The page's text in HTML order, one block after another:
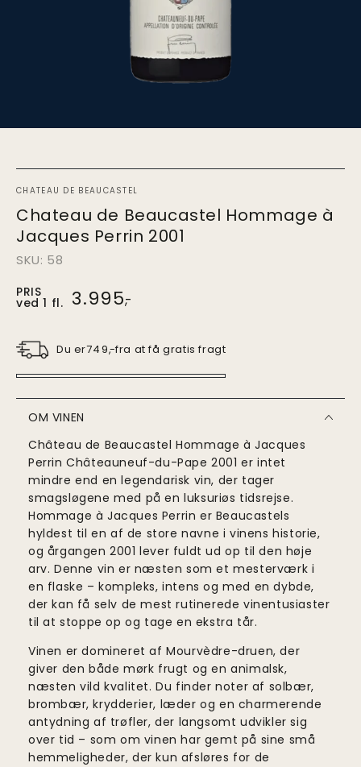
CHATEAU DE BEAUCASTEL
Chateau de Beaucastel Hommage à
Jacques Perrin 2001
SKU: 58
PRIS
ved 1 fl.
Pris
stk.
3.995,-
Du er749,-fra at få gratis fragt
OM VINEN
Château de Beaucastel Hommage à Jacques
Perrin Châteauneuf-du-Pape 2001 er intet
mindre end en legendarisk vin, der tager
smagsløgene med på en luksuriøs tidsrejse.
Hommage à Jacques Perrin er Beaucastels
hyldest til en af de store navne i vinens historie,
og årgangen 2001 lever fuldt ud op til den høje
arv. Denne vin er næsten som et mesterværk i
en flaske – kompleks, intens og med en dybde,
der kan få selv de mest rutinerede vinentusiaster
til at stoppe op og tage en ekstra tår.
Vinen er domineret af Mourvèdre-druen, der
giver den både mørk frugt og en animalsk,
næsten vild kvalitet. Du finder noter af solbær,
brombær, krydderier, læder og en charmerende
antydning af trøfler, der langsomt udvikler sig
over tid – som om vinen har gemt på sine små
hemmeligheder, der kun afsløres for de